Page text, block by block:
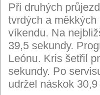
Při druhých
tvrdých a
víkendu. Na
39,5 sekundy.
Leónu. Kris šetřil
sekundy. Po
udržel náskok 30,9